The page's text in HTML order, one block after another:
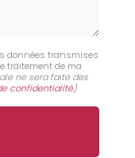
données transmises
traitement de ma
ne sera faite des
confidentialité)